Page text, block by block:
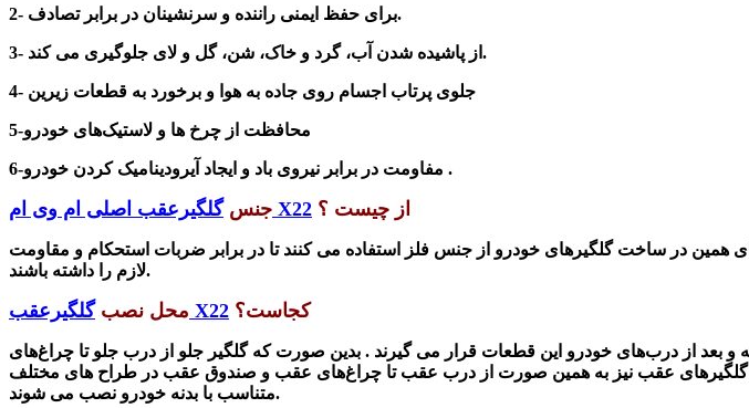
2- برای حفظ ایمنی راننده و سرنشینان در برابر تصادف.
3- از پاشیده شدن آب، گرد و خاک، شن، گل و لای جلوگیری می کند.
4- جلوی پرتاب اجسام روی جاده به هوا و برخورد به قطعات زیرین
5-محافظت از چرخ ها و لاستیک‌های خودرو
6- مفاومت در برابر نیروی باد و ایجاد آیرودینامیک ‌کردن خودرو .
جنس گلگیرعقب اصلی ام وی ام X22 از چیست ؟
همین در ساخت گلگیرهای خودرو از جنس فلز استفاده می کنند تا در برابر ضربات استحکام و مقاومت
لازم را داشته باشند.
محل نصب گلگیرعقب X22 کجاست؟
بعد از درب‌های خودرو این قطعات قرار می گیرند . بدین صورت کهگلگیر جلو از درب جلو تا چراغ‌های
عقب نیز به همین صورت از درب عقب تا چراغ‌های عقب و صندوق عقب در طراح های مختلف
متناسب با بدنه خودرو نصب می شوند.